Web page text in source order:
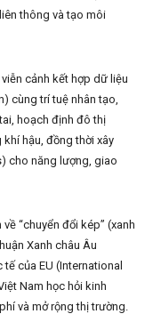
thông và tạo môi
cảnh kết hợp dữ liệu
cùng trí tuệ nhân tạo,
hoạch định đô thị
hậu, đồng thời xây
cho năng lượng, giao
“chuyển đổi kép” (xanh
Xanh châu Âu
của EU (International
Nam học hỏi kinh
và mở rộng thị trường.